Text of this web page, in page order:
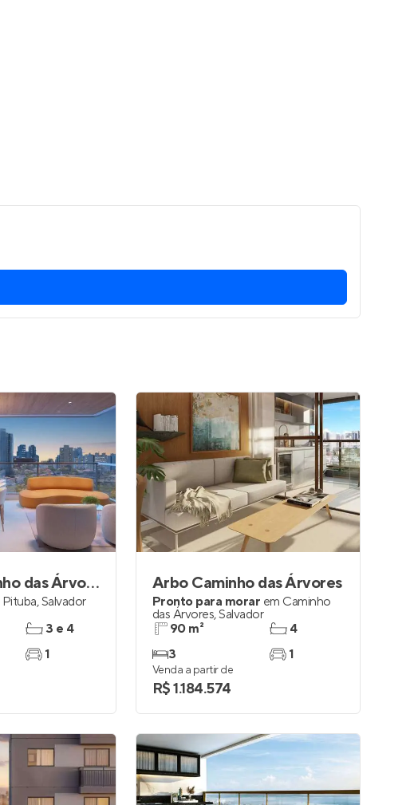
Lodge Caminho das Árvores
Pituba,Salvador
3 e 4
1
Arbo Caminho das Árvores
Pronto para morar em Caminho
das Árvores,Salvador
90 m²
3
4
1
Venda a partir de
R$ 1.184.574